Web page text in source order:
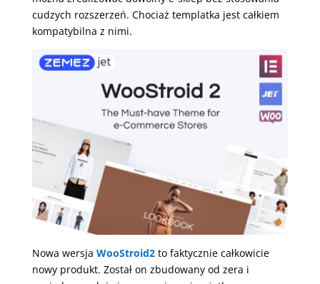
cudzych rozszerzeń. Chociaż templatka jest całkiem
kompatybilna z nimi.
Nowa wersja WooStroid2to faktycznie całkowicie
nowy produkt. Został on zbudowany od zera i